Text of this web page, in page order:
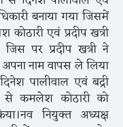
बनाया गया जिसमें
एवं प्रदीप खत्री
पर प्रदीप खत्री ने
नाम वापस ले लिया
पालीवाल एवं बद्री
से कमलेश कोठारी को
नियुक्त अध्यक्ष